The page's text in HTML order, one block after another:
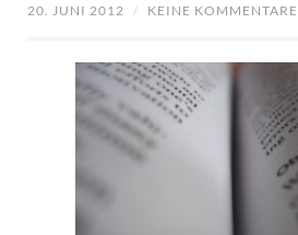
20. JUNI 2012 / KEINE KOMMENTARE